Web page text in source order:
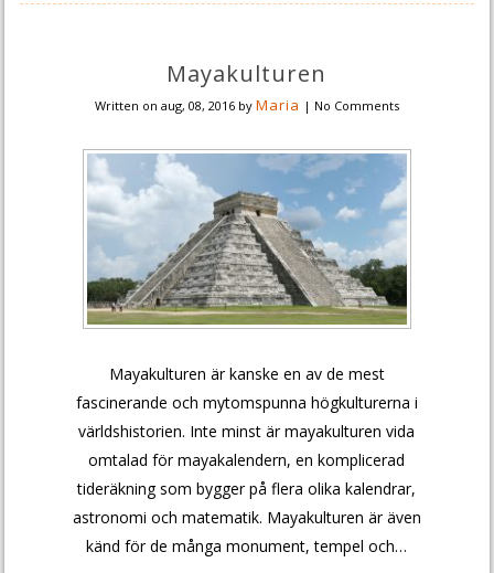
Mayakulturen
Written on aug, 08, 2016 by Maria | No Comments
Mayakulturen är kanske en av de mest
fascinerande och mytomspunna högkulturerna i
världshistorien. Inte minst är mayakulturen vida
omtalad för mayakalendern, en komplicerad
tideräkning som bygger på flera olika kalendrar,
astronomi och matematik. Mayakulturen är även
känd för de många monument, tempel och…